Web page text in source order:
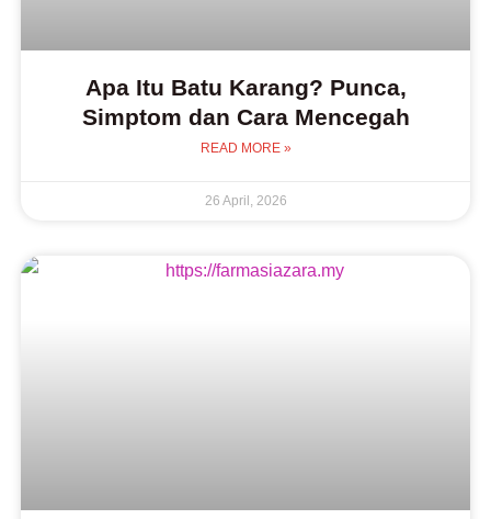
Apa Itu Batu Karang? Punca,
Simptom dan Cara Mencegah
READ MORE »
26 April, 2026